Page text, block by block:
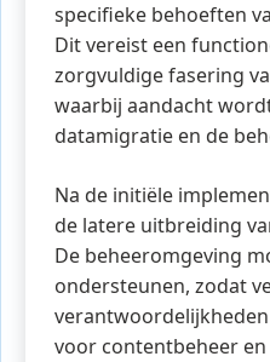
specifieke behoeften
Dit vereist een
zorgvuldige fasering
waarbij aandacht
datamigratie en de
Na de initiële
de latere uitbreiding
De beheeromgeving
ondersteunen, zodat
voor contentbeheer